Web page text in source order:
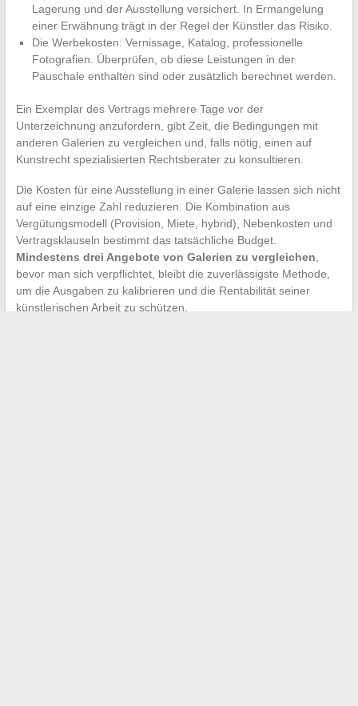
Lagerung und der Ausstellung versichert. In Ermangelung
einer Erwähnung trägt in der Regel der Künstler das Risiko.
Die Werbekosten: Vernissage, Katalog, professionelle
Fotografien. Überprüfen, ob diese Leistungen in der
Pauschale enthalten sind oder zusätzlich berechnet werden.
Ein Exemplar des Vertrags mehrere Tage vor der
Unterzeichnung anzufordern, gibt Zeit, die Bedingungen mit
anderen Galerien zu vergleichen und, falls nötig, einen auf
Kunstrecht spezialisierten Rechtsberater zu konsultieren.
Die Kosten für eine Ausstellung in einer Galerie lassen sich nicht
auf eine einzige Zahl reduzieren. Die Kombination aus
Vergütungsmodell (Provision, Miete, hybrid), Nebenkosten und
Vertragsklauseln bestimmt das tatsächliche Budget.
Mindestens drei Angebote von Galerien zu vergleichen,
bevor man sich verpflichtet, bleibt die zuverlässigste Methode,
um die Ausgaben zu kalibrieren und die Rentabilität seiner
künstlerischen Arbeit zu schützen.